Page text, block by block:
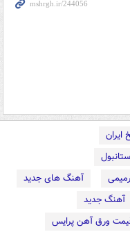
ایران
آهنگ های جدید
آهنگ جدید
ورق آهن پرایس